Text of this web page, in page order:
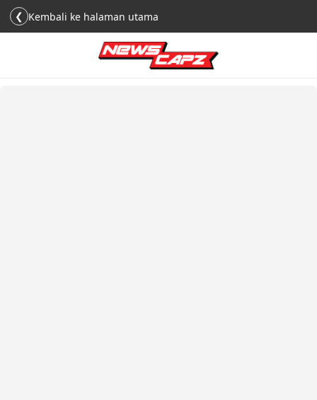
❮ Kembali ke halaman utama